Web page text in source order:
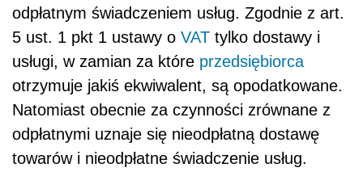
odpłatnym świadczeniem usług. Zgodnie z art.
5 ust. 1 pkt 1 ustawy o VAT tylko dostawy i
usługi, w zamian za które przedsiębiorca
otrzymuje jakiś ekwiwalent, są opodatkowane.
Natomiast obecnie za czynności zrównane z
odpłatnymi uznaje się nieodpłatną dostawę
towarów i nieodpłatne świadczenie usług.